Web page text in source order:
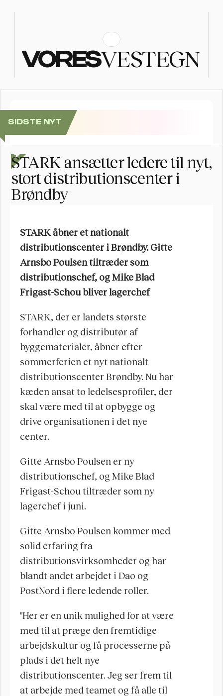
VORESVESTEGN
SIDSTE NYT
Se billederne: Folkefest, da Postnord Rundt sluttede i
STARK ansætter ledere til nyt,
stort distributionscenter i
Brøndby
STARK åbner et nationalt
distributionscenter i Brøndby. Gitte
Arnsbo Poulsen tiltræder som
distributionschef, og Mike Blad
Frigast-Schou bliver lagerchef
STARK, der er landets største
forhandler og distributør af
byggematerialer, åbner efter
sommerferien et nyt nationalt
distributionscenter Brøndby. Nu har
kæden ansat to ledelsesprofiler, der
skal være med til at opbygge og
drive organisationen i det nye
center.
Gitte Arnsbo Poulsen er ny
distributionschef, og Mike Blad
Frigast-Schou tiltræder som ny
lagerchef i juni.
Gitte Arnsbo Poulsen kommer med
solid erfaring fra
distributionsvirksomheder og har
blandt andet arbejdet i Dao og
PostNord i flere ledende roller.
"Her er en unik mulighed for at være
med til at præge den fremtidige
arbejdskultur og få processerne på
plads i det helt nye
distributionscenter. Jeg ser frem til
at arbejde med teamet og få alle til